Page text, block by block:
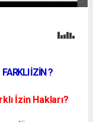
İZİN ?
İzin Hakları?